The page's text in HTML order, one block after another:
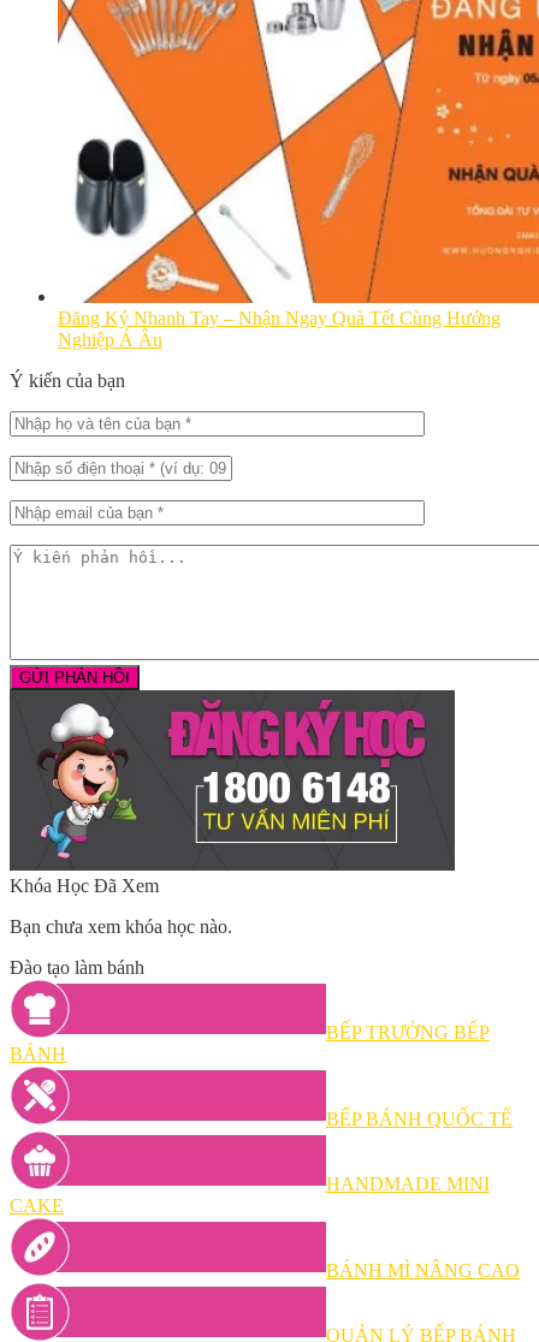
Đăng Ký Nhanh Tay – Nhận Ngay Quà Tết Cùng Hướng
Nghiệp Á Âu
Ý kiến của bạn
Khóa Học Đã Xem
Bạn chưa xem khóa học nào.
Đào tạo làm bánh
BẾP TRƯỞNG BẾP
BÁNH
BẾP BÁNH QUỐC TẾ
HANDMADE MINI
CAKE
BÁNH MÌ NÂNG CAO
QUẢN LÝ BẾP BÁNH